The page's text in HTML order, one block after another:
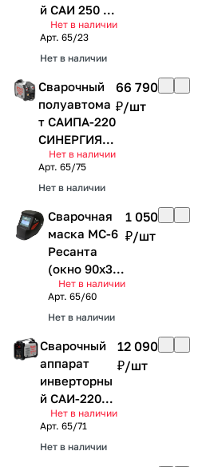
й САИ 250 в
кейсе
Ресанта
Нет в наличии
Арт.65/23
Нет в наличии
Сварочный
полуавтома
т САИПА-220
СИНЕРГИЯ
(MIG/MAG)
Ресанта
Нет в наличии
Арт.65/75
Нет в наличии
66 790
₽/шт
Сварочная
маска МС-6
Ресанта
(окно 90х35,
автоматичес
кий
светофильтр
регулируетс
я, без
коробки)
Нет в наличии
Арт.65/60
Нет в наличии
1 050
₽/шт
Сварочный
аппарат
инверторны
й САИ-220Т
LUX Ресанта
Нет в наличии
Арт.65/71
Нет в наличии
12 090
₽/шт